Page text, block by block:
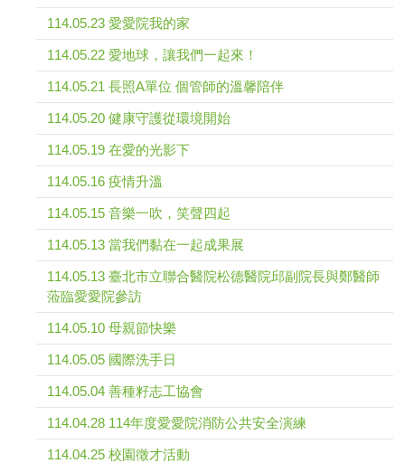
114.05.23 愛愛院我的家
114.05.22 愛地球，讓我們一起來！
114.05.21 長照A單位 個管師的溫馨陪伴
114.05.20 健康守護從環境開始
114.05.19 在愛的光影下
114.05.16 疫情升溫
114.05.15 音樂一吹，笑聲四起
114.05.13 當我們黏在一起成果展
114.05.13 臺北市立聯合醫院松德醫院邱副院長與鄭醫師
蒞臨愛愛院參訪
114.05.10 母親節快樂
114.05.05 國際洗手日
114.05.04 善種籽志工協會
114.04.28 114年度愛愛院消防公共安全演練
114.04.25 校園徵才活動